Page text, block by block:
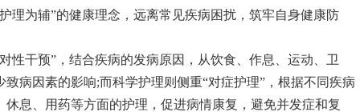
理为辅”的健康理念，远离常见疾病困扰，筑牢自身健康防
性干预”，结合疾病的发病原因，从饮食、作息、运动、卫
病因素的影响;而科学护理则侧重“对症护理”，根据不同疾病
息、用药等方面的护理，促进病情康复，避免并发症和复